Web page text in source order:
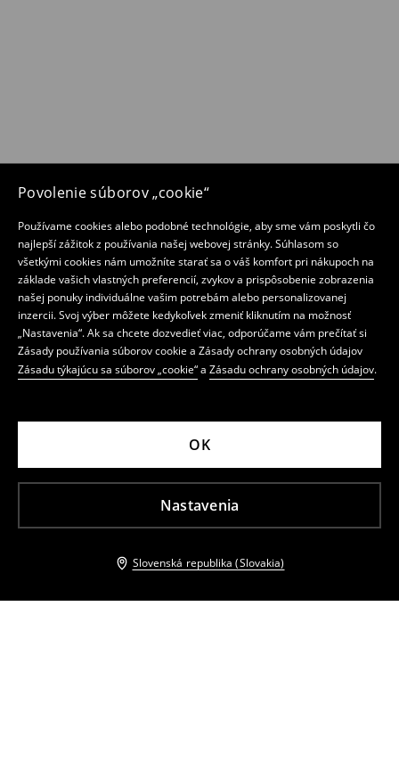
Povolenie súborov „cookie“
Používame cookies alebo podobné technológie, aby sme vám poskytli čo
najlepší zážitok z používania našej webovej stránky. Súhlasom so
všetkými cookies nám umožníte starať sa o váš komfort pri nákupoch na
základe vašich vlastných preferencií, zvykov a prispôsobenie zobrazenia
našej ponuky individuálne vašim potrebám alebo personalizovanej
inzercii. Svoj výber môžete kedykoľvek zmeniť kliknutím na možnosť
„Nastavenia“. Ak sa chcete dozvedieť viac, odporúčame vám prečítať si
Zásady používania súborov cookie a Zásady ochrany osobných údajov
Zásadu týkajúcu sa súborov „cookie“a Zásadu ochrany osobných údajov.
Nastavenia
OK
Slovenská republika (Slovakia)